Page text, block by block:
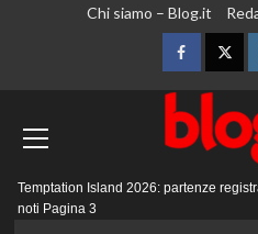
Chi siamo – Blog.it
Facebook
principale
Temptation Island 2026: partenze
noti Pagina 3